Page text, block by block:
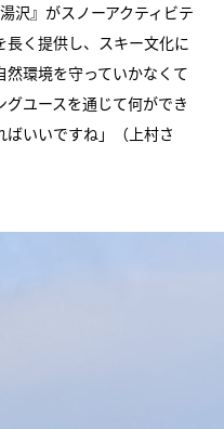
沢』がスノーアクティビテ
長く提供し、スキー文化に
環境を守っていかなくて
ユースを通じて何ができ
いいですね」（上村さ